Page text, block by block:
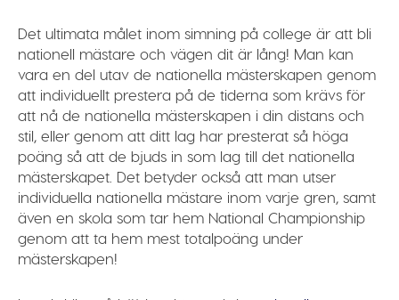
Det ultimata målet inom simning på college är att bli
nationell mästare och vägen dit är lång! Man kan
vara en del utav de nationella mästerskapen genom
att individuellt prestera på de tiderna som krävs för
att nå de nationella mästerskapen i din distans och
stil, eller genom att ditt lag har presterat så höga
poäng så att de bjuds in som lag till det nationella
mästerskapet. Det betyder också att man utser
individuella nationella mästare inom varje gren, samt
även en skola som tar hem National Championship
genom att ta hem mest totalpoäng under
mästerskapen!